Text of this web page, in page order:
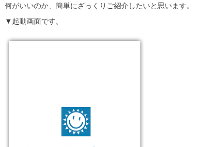
何がいいのか、簡単にざっくりご紹介したいと思います。
▼起動画面です。